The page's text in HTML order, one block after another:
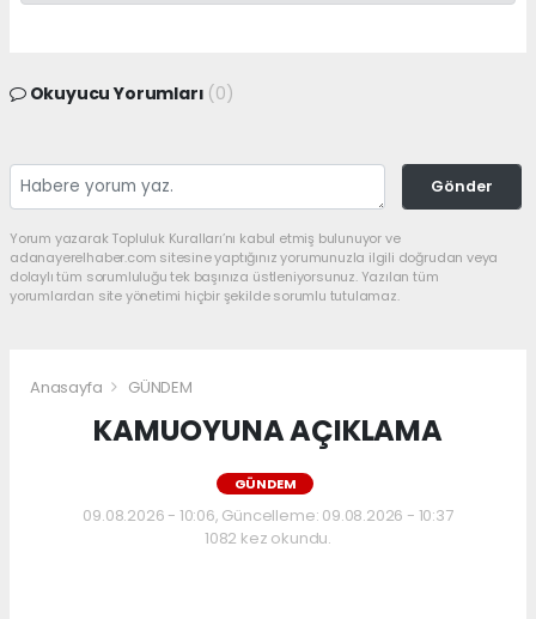
Okuyucu Yorumları (0)
Gönder
Yorum yazarak Topluluk Kuralları’nı kabul etmiş bulunuyor ve
adanayerelhaber.com sitesine yaptığınız yorumunuzla ilgili doğrudan veya
dolaylı tüm sorumluluğu tek başınıza üstleniyorsunuz. Yazılan tüm
yorumlardan site yönetimi hiçbir şekilde sorumlu tutulamaz.
Anasayfa GÜNDEM
KAMUOYUNA AÇIKLAMA
GÜNDEM
09.08.2026 - 10:06, Güncelleme: 09.08.2026 - 10:37
1082 kez okundu.